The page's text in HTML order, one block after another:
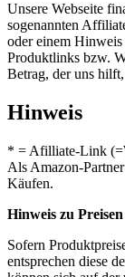
Unsere Webseite
sogenannten
oder einem
Produktlinks bzw.
Betrag, der uns
Hinweis
* = Afilliate-Link
Als Amazon-
Käufen.
Hinweis zu
Sofern
entsprechen diese